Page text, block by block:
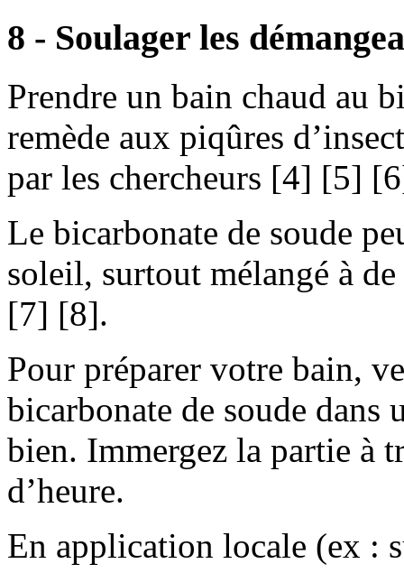
8 - Soulager les
Prendre un bain chaud au
remède aux piqûres
par les chercheurs [4] [5]
Le bicarbonate de soude
soleil, surtout mélangé à
[7] [8].
Pour préparer votre bain,
bicarbonate de soude dans
bien. Immergez la partie à
d’heure.
En application locale (ex :